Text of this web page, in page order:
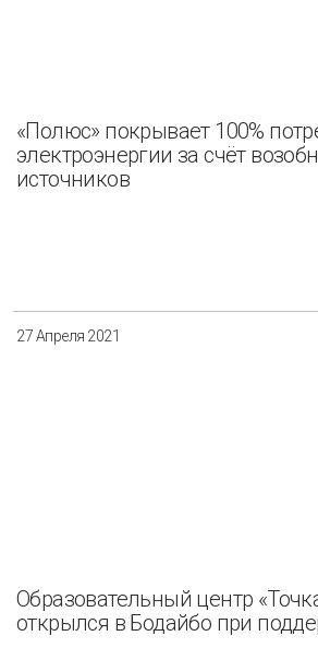
«Полюс» покрывает 100%
электроэнергии за счёт
источников
27 Апреля 2021
Образовательный центр
открылся в Бодайбо при